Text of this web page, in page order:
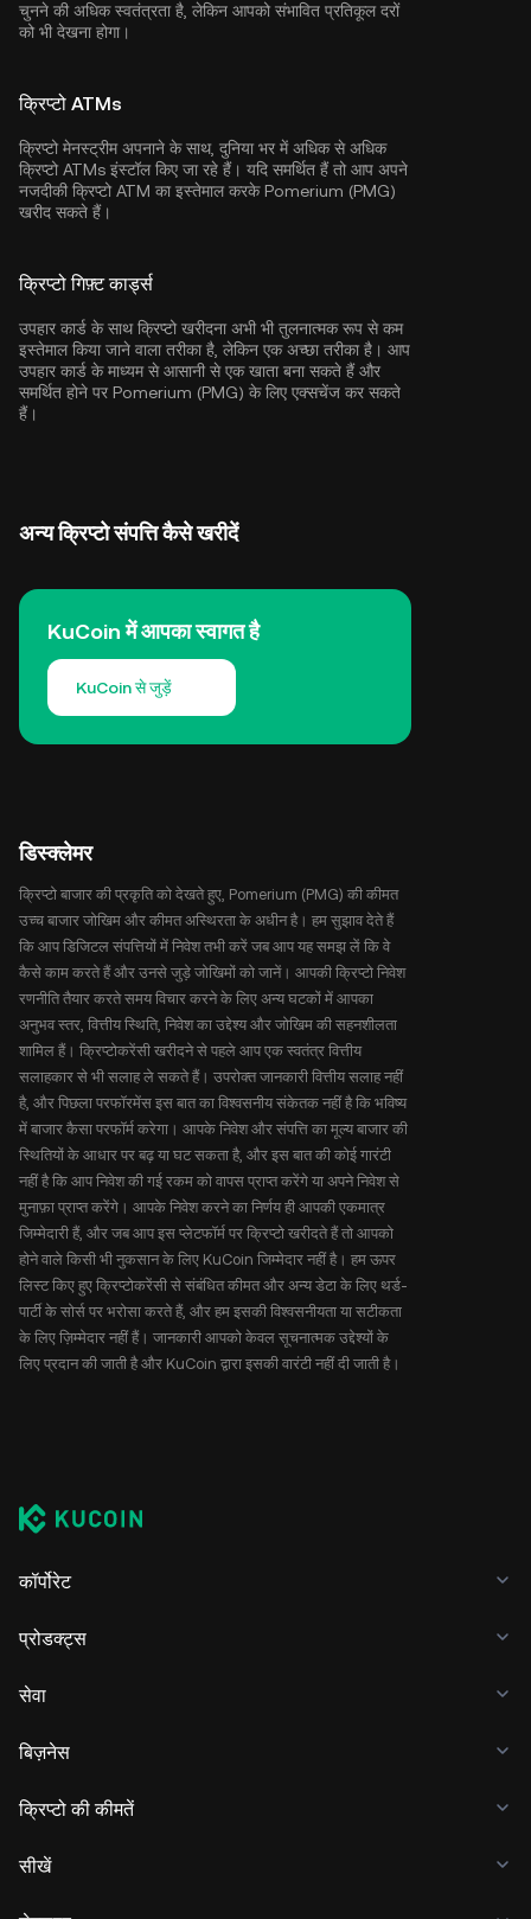
चुनने की अधिक स्वतंत्रता है, लेकिन आपको संभावित प्रतिकूल दरों
को भी देखना होगा।
क्रिप्टो ATMs
क्रिप्टो मेनस्ट्रीम अपनाने के साथ, दुनिया भर में अधिक से अधिक
क्रिप्टो ATMs इंस्टॉल किए जा रहे हैं। यदि समर्थित हैं तो आप अपने
नजदीकी क्रिप्टो ATM का इस्तेमाल करके Pomerium (PMG)
खरीद सकते हैं।
क्रिप्टो गिफ़्ट कार्ड्स
उपहार कार्ड के साथ क्रिप्टो खरीदना अभी भी तुलनात्मक रूप से कम
इस्तेमाल किया जाने वाला तरीका है, लेकिन एक अच्छा तरीका है। आप
उपहार कार्ड के माध्यम से आसानी से एक खाता बना सकते हैं और
समर्थित होने पर Pomerium (PMG) के लिए एक्सचेंज कर सकते
हैं।
अन्य क्रिप्टो संपत्ति कैसे खरीदें
KuCoin में आपका स्वागत है
KuCoin से जुड़ें
डिस्क्लेमर
क्रिप्टो बाजार की प्रकृति को देखते हुए, Pomerium (PMG) की कीमत
उच्च बाजार जोखिम और कीमत अस्थिरता के अधीन है। हम सुझाव देते हैं
कि आप डिजिटल संपत्तियों में निवेश तभी करें जब आप यह समझ लें कि वे
कैसे काम करते हैं और उनसे जुड़े जोखिमों को जानें। आपकी क्रिप्टो निवेश
रणनीति तैयार करते समय विचार करने के लिए अन्य घटकों में आपका
अनुभव स्तर, वित्तीय स्थिति, निवेश का उद्देश्य और जोखिम की सहनशीलता
शामिल हैं। क्रिप्टोकरेंसी खरीदने से पहले आप एक स्वतंत्र वित्तीय
सलाहकार से भी सलाह ले सकते हैं। उपरोक्त जानकारी वित्तीय सलाह नहीं
है, और पिछला परफॉरमेंस इस बात का विश्वसनीय संकेतक नहीं है कि भविष्य
में बाजार कैसा परफॉर्म करेगा। आपके निवेश और संपत्ति का मूल्य बाजार की
स्थितियों के आधार पर बढ़ या घट सकता है, और इस बात की कोई गारंटी
नहीं है कि आप निवेश की गई रकम को वापस प्राप्त करेंगे या अपने निवेश से
मुनाफ़ा प्राप्त करेंगे। आपके निवेश करने का निर्णय ही आपकी एकमात्र
जिम्मेदारी हैं, और जब आप इस प्लेटफॉर्म पर क्रिप्टो खरीदते हैं तो आपको
होने वाले किसी भी नुकसान के लिए KuCoin जिम्मेदार नहीं है। हम ऊपर
लिस्ट किए हुए क्रिप्टोकरेंसी से संबंधित कीमत और अन्य डेटा के लिए थर्ड-
पार्टी के सोर्स पर भरोसा करते हैं, और हम इसकी विश्वसनीयता या सटीकता
के लिए ज़िम्मेदार नहीं हैं। जानकारी आपको केवल सूचनात्मक उद्देश्यों के
लिए प्रदान की जाती है और KuCoin द्वारा इसकी वारंटी नहीं दी जाती है।
कॉर्पोरेट
प्रोडक्ट्स
सेवा
बिज़नेस
क्रिप्टो की कीमतें
सीखें